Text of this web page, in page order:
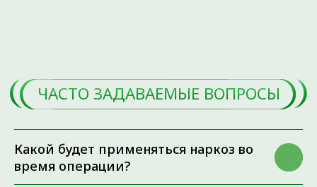
Какой будет применяться наркоз во
время операции?